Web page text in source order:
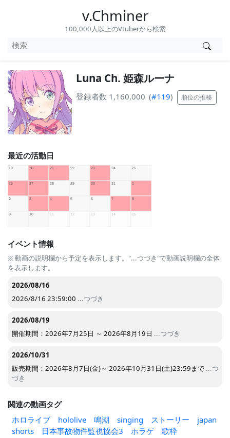
v.Chminer
100,000人以上のVtuberから検索
Luna Ch. 姫森ルーナ
登録者数 1,160,000 (#119) 順位の推移
最近の活動日
イベント情報
※ 動画の説明欄から予定を表示します。"...つづき"で動画説明欄の全体
を表示します。
2026/08/16
2026/8/16 23:59:00 ...つづき
2026/08/19
開催期間：2026年7月25日 ～ 2026年8月19日 ...つづき
2026/10/31
販売期間：2026年8月7日(金)～ 2026年10月31日(土)23:59まで ...つ
づき
関連の動画タグ
ホロライブ
hololive 鳴潮 singing ストーリー
japan
shorts
日本事故物件監視協会3 ホラゲ 歌枠